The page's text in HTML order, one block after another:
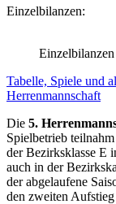
Einzelbilanzen:
Tabelle, Spiele und
Herrenmannschaft
Die 5.
Spielbetrieb
der Bezirksklasse E
auch in der
der abgelaufene
den zweiten